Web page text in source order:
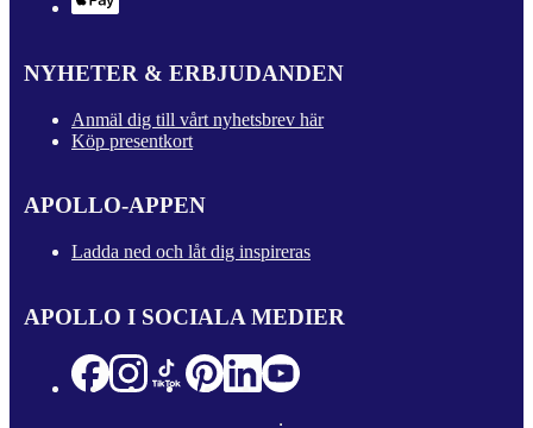
NYHETER & ERBJUDANDEN
Anmäl dig till vårt nyhetsbrev här
Köp presentkort
APOLLO-APPEN
Ladda ned och låt dig inspireras
APOLLO I SOCIALA MEDIER